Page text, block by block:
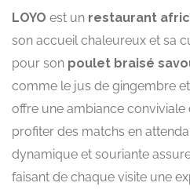
LOYO est un restaurant
son accueil chaleureux et sa
pour son poulet braisé
comme le jus de gingembre
offre une ambiance conviviale
profiter des matchs en
dynamique et souriante
faisant de chaque visite une